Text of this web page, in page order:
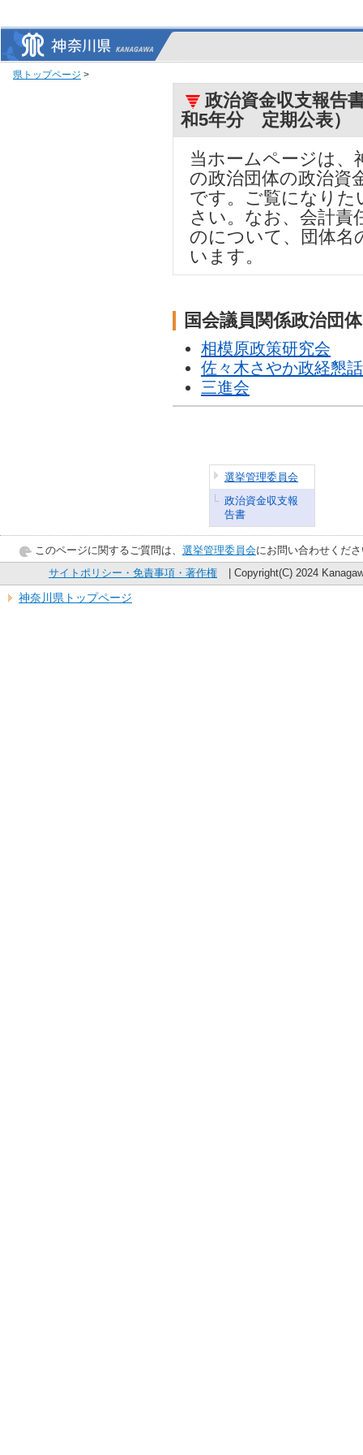
県トップページ >
政治資金収支報告
和5年分 定期公表）
当ホームページは、
の政治団体の政治資
です。ご覧になりた
さい。なお、会計責
のについて、団体名
います。
国会議員関係政治団
相模原政策研究会
佐々木さやか政経懇
三進会
選挙管理委員会
政治資金収支報
告書
このページに関するご質問は、 選挙管理委員会にお問い合わせくだ
サイトポリシー・免責事項・著作権
| Copyright(C) 2024
神奈川県トップページ